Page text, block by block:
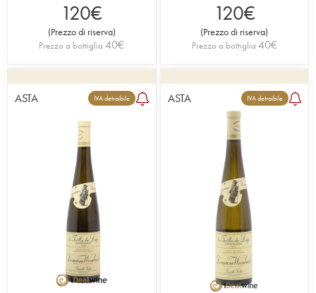
120€
(Prezzo di riserva)
Prezzo a bottiglia 40€
120€
(Prezzo di riserva)
Prezzo a bottiglia 40€
ASTA IVA detraibile ASTA IVA detraibile